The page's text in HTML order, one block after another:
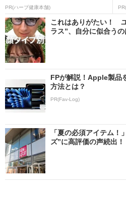
PR(ハーブ健康本舗)
これはありがたい！
ラス”、自分に似合う
FPが解説！Apple製品
方法とは？
PR(Fav-Log)
「夏の必須アイテム！
ズ”に高評価の声続出